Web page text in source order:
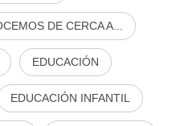
DE CERCA A...
EDUCACIÓN
EDUCACIÓN INFANTIL